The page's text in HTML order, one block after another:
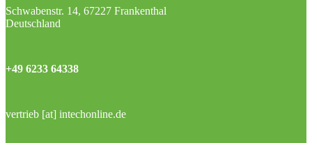
Schwabenstr. 14, 67227 Frankenthal
Deutschland
+49 6233 64338
vertrieb [at] intechonline.de